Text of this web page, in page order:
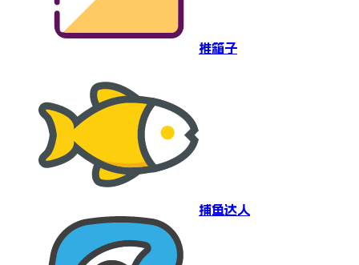
推箱子
捕鱼达人